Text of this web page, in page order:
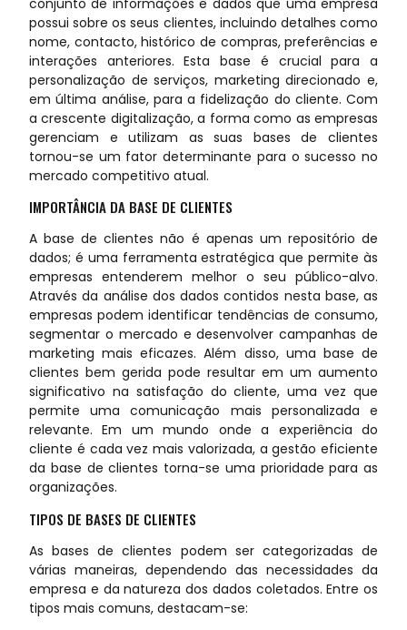
conjunto de informações e dados que uma empresa
possui sobre os seus clientes, incluindo detalhes como
nome, contacto, histórico de compras, preferências e
interações anteriores. Esta base é crucial para a
personalização de serviços, marketing direcionado e,
em última análise, para a fidelização do cliente. Com
a crescente digitalização, a forma como as empresas
gerenciam e utilizam as suas bases de clientes
tornou-se um fator determinante para o sucesso no
mercado competitivo atual.
IMPORTÂNCIA DA BASE DE CLIENTES
A base de clientes não é apenas um repositório de
dados; é uma ferramenta estratégica que permite às
empresas entenderem melhor o seu público-alvo.
Através da análise dos dados contidos nesta base, as
empresas podem identificar tendências de consumo,
segmentar o mercado e desenvolver campanhas de
marketing mais eficazes. Além disso, uma base de
clientes bem gerida pode resultar em um aumento
significativo na satisfação do cliente, uma vez que
permite uma comunicação mais personalizada e
relevante. Em um mundo onde a experiência do
cliente é cada vez mais valorizada, a gestão eficiente
da base de clientes torna-se uma prioridade para as
organizações.
TIPOS DE BASES DE CLIENTES
As bases de clientes podem ser categorizadas de
várias maneiras, dependendo das necessidades da
empresa e da natureza dos dados coletados. Entre os
tipos mais comuns, destacam-se: